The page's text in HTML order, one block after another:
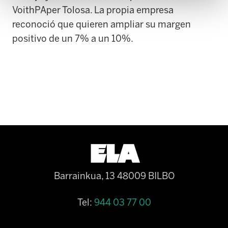
VoithPAper Tolosa. La propia empresa
reconoció que quieren ampliar su margen
positivo de un 7% a un 10%.
Barrainkua, 13 48009 BILBO
Tel: 944 03 77 00